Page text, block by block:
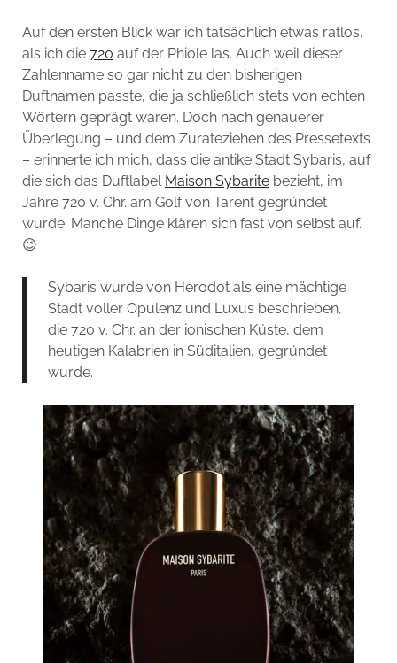
Auf den ersten Blick war ich tatsächlich etwas ratlos,
als ich die 720 auf der Phiole las. Auch weil dieser
Zahlenname so gar nicht zu den bisherigen
Duftnamen passte, die ja schließlich stets von echten
Wörtern geprägt waren. Doch nach genauerer
Überlegung – und dem Zurateziehen des Pressetexts
– erinnerte ich mich, dass die antike Stadt Sybaris, auf
die sich das Duftlabel Maison Sybaritebezieht, im
Jahre 720 v. Chr. am Golf von Tarent gegründet
wurde. Manche Dinge klären sich fast von selbst auf.
😉
Sybaris wurde von Herodot als eine mächtige
Stadt voller Opulenz und Luxus beschrieben,
die 720 v. Chr. an der ionischen Küste, dem
heutigen Kalabrien in Süditalien, gegründet
wurde.